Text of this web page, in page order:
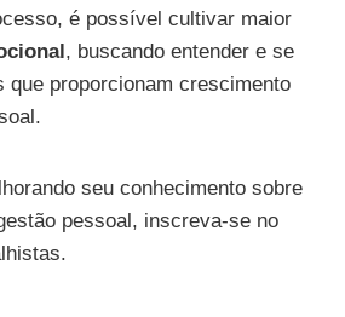
é possível cultivar maior
, buscando entender e se
que proporcionam crescimento
seu conhecimento sobre
pessoal, inscreva-se no